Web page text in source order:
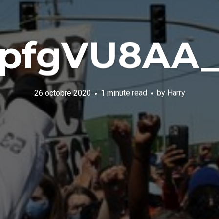
26 octobre 2020 1 minute read by Harry